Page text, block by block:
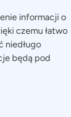
informacji o
czemu łatwo
niedługo
będą pod